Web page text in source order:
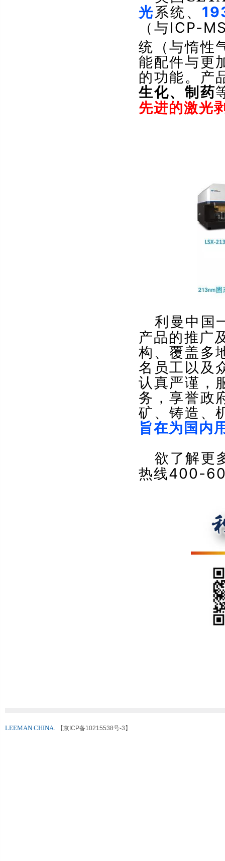
光系统、
（与ICP-
统（与惰性
能配件与更
的功能。产
生化、制药
先进的激光
利曼中国
产品的推广
构、覆盖多
名员工以及
认真严谨，
务，享誉政
矿、铸造、
旨在为国内
欲了解更
热线400-
LEEMAN CHINA. 【京ICP备10215538号-3】